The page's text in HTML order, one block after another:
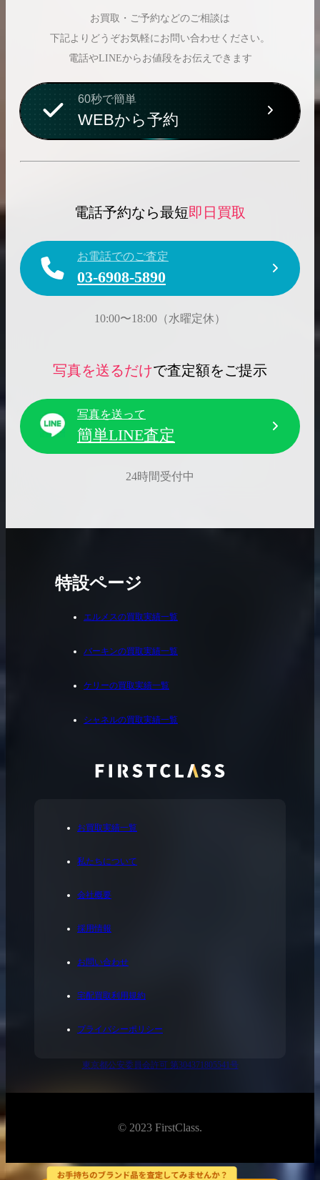
お買取・ご予約などのご相談は
下記よりどうぞお気軽にお問い合わせください。
電話やLINEからお値段をお伝えできます
60秒で簡単
WEBから予約
電話予約なら最短即日買取
お電話でのご査定
03-6908-5890
10:00〜18:00（水曜定休）
写真を送るだけで査定額をご提示
写真を送って
簡単LINE査定
24時間受付中
お買取実績一覧
私たちについて
会社概要
採用情報
お問い合わせ
宅配買取利用規約
プライバシーポリシー
東京都公安委員会許可 第304371805541号
特設ページ
エルメスの買取実績一覧
バーキンの買取実績一覧
ケリーの買取実績一覧
シャネルの買取実績一覧
© 2023 FirstClass.